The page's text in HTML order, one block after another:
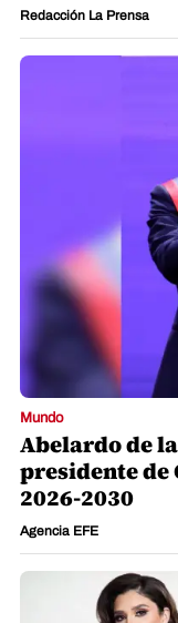
Redacción La Prensa
Mundo
Abelardo de
presidente de
2026-2030
Agencia EFE